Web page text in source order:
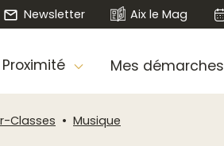
Newsletter Aix le Mag
Proximité Mes démarches
Classes
Musique